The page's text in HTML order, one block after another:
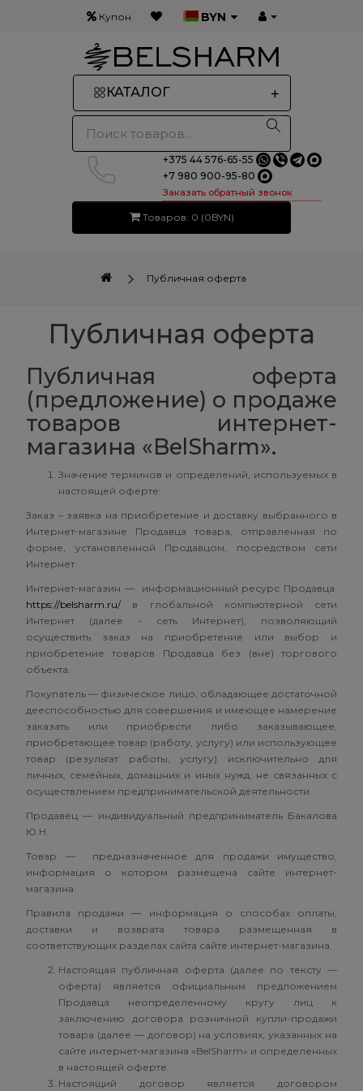
Купон BYN
+
КАТАЛОГ
+375 44 576-65-55
+7 980 900-95-80
Заказать обратный звонок
Товаров: 0 (0BYN)
Публичная оферта
Публичная оферта
Публичная оферта
(предложение) о продаже
товаров интернет-
магазина «BelSharm».
Значение терминов и определений, используемых в
настоящей оферте:
Заказ – заявка на приобретение и доставку выбранного в
Интернет-магазине Продавца товара, отправленная по
форме, установленной Продавцом, посредством сети
Интернет
Интернет-магазин — информационный ресурс Продавца
https://belsharm.ru/ в глобальной компьютерной сети
Интернет (далее - сеть Интернет), позволяющий
осуществить заказ на приобретение или выбор и
приобретение товаров Продавца без (вне) торгового
объекта.
Покупатель — физическое лицо, обладающее достаточной
дееспособностью для совершения и имеющее намерение
заказать или приобрести либо заказывающее,
приобретающее товар (работу, услугу) или использующее
товар (результат работы, услугу) исключительно для
личных, семейных, домашних и иных нужд, не связанных с
осуществлением предпринимательской деятельности.
Продавец — индивидуальный предприниматель Бакалова
Ю.Н.
Товар — предназначенное для продажи имущество,
информация о котором размещена сайте интернет-
магазина.
Правила продажи — информация о способах оплаты,
доставки и возврата товара размещенная в
соответствующих разделах сайта сайте интернет-магазина.
Настоящая публичная оферта (далее по тексту —
оферта) является официальным предложением
Продавца неопределенному кругу лиц к
заключению договора розничной купли-продажи
товара (далее — договор) на условиях, указанных на
сайте интернет-магазина «BelSharm» и определенных
в настоящей оферте.
Настоящий договор является договором